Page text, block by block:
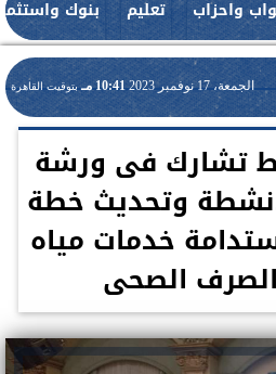
واحزاب تعليم بنوك
الجمعة، 17 نوفمبر 2023 10:41 مـ بتوقيت القاهرة
تشارك فى ورشة
وتحديث خطة
خدمات مياه
الصحى